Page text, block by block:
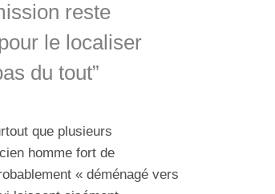
reste
le localiser
du tout”
que plusieurs
homme fort de
« déménagé vers